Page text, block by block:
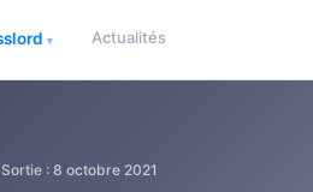
▾ Actualités
Sortie : 8 octobre 2021